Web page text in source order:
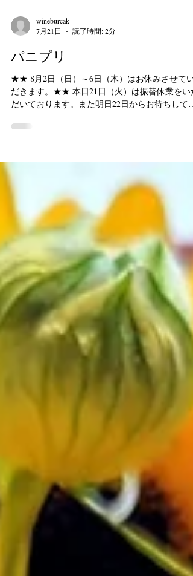
wineburcak
7月21日
読了時間: 2分
パニプリ
★★ 8月2日（日）～6日（木）はお休みさせてい
だいております。また明日22日からお待ちしてお
ります！ 新メニュー「パニプリ」が登場しており
ます♪パニプリとはインドで人気のストリートフ
ドで写真の丸いパリパリのことです。 小麦粉やセ
モリナ粉でできており、揚げると膨らむので空洞
に様々なものを詰めることができます。現地では
スパイス入りの酸っぱいソースをかけるそうで
す。 写真の時は西瓜を詰めてみました。が！色々
試行錯誤して西瓜は却下となり、とうもろこしピ
ュレ、じゃがいものサブジ、ヨーグルトソースと
海老を詰めることになりました。色々遊べそうな
楽しい食材です！ 「真だことフルーツトマト、パ
クチーのヤム」も登場です。夏らしい雰囲気のさ
っぱりタイ風サラダです。たまに現れる水茄子も
また爽やかで美味です。夏こそやっぱりエスニッ
クですねえ。 下の写真は先日開けてみたスペイン
のロゼ。ラベルイメージ通りのチャーミングで軽
やかな雰囲気で、ヤムなどにもぴったり合いそう
でした！ ☎ 048-789-7765...